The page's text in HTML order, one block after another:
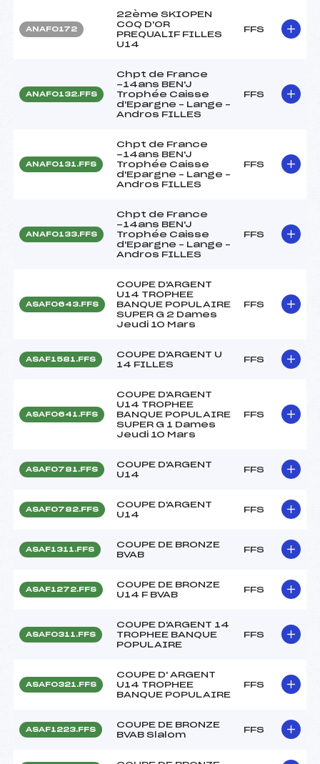
ANAF0172
22ème SKIOPEN
COQ D'OR
PREQUALIF FILLES
U14
FFS
ANAF0132.FFS
Chpt de France
-14ans BEN'J
Trophée Caisse
d'Epargne – Lange –
Andros FILLES
FFS
ANAF0131.FFS
Chpt de France
-14ans BEN'J
Trophée Caisse
d'Epargne – Lange –
Andros FILLES
FFS
ANAF0133.FFS
Chpt de France
-14ans BEN'J
Trophée Caisse
d'Epargne – Lange –
Andros FILLES
FFS
ASAF0643.FFS
COUPE D'ARGENT
U14 TROPHEE
BANQUE POPULAIRE
SUPER G 2 Dames
Jeudi 10 Mars
FFS
ASAF1581.FFS
COUPE D'ARGENT U
14 FILLES
FFS
ASAF0641.FFS
COUPE D'ARGENT
U14 TROPHEE
BANQUE POPULAIRE
SUPER G 1 Dames
Jeudi 10 Mars
FFS
ASAF0781.FFS
COUPE D'ARGENT
U14
FFS
ASAF0782.FFS
COUPE D'ARGENT
U14
FFS
ASAF1311.FFS
COUPE DE BRONZE
BVAB
FFS
ASAF1272.FFS
COUPE DE BRONZE
U14 F BVAB
FFS
ASAF0311.FFS
COUPE D'ARGENT 14
TROPHEE BANQUE
POPULAIRE
FFS
ASAF0321.FFS
COUPE D' ARGENT
U14 TROPHEE
BANQUE POPULAIRE
FFS
ASAF1223.FFS
COUPE DE BRONZE
BVAB Slalom
FFS